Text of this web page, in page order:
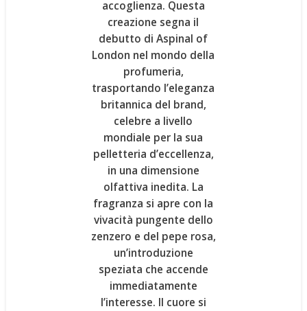
accoglienza. Questa
creazione segna il
debutto di Aspinal of
London nel mondo della
profumeria,
trasportando l’eleganza
britannica del brand,
celebre a livello
mondiale per la sua
pelletteria d’eccellenza,
in una dimensione
olfattiva inedita. La
fragranza si apre con la
vivacità pungente dello
zenzero e del pepe rosa,
un’introduzione
speziata che accende
immediatamente
l’interesse. Il cuore si